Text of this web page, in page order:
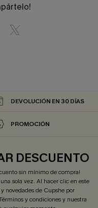
DEVOLUCIÓN EN 30 DÍAS
PROMOCIÓN
DESCUENTO
sin mínimo de compra!
sola vez. Al hacer clic en este
novedades de Cupshe por
y condicionesy nuestra